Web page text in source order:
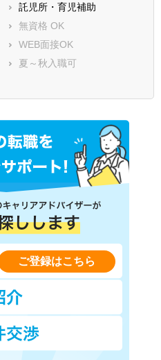
託児所・育児補助
無資格 OK
WEB面接OK
夏～秋入職可
ご登録はこちら